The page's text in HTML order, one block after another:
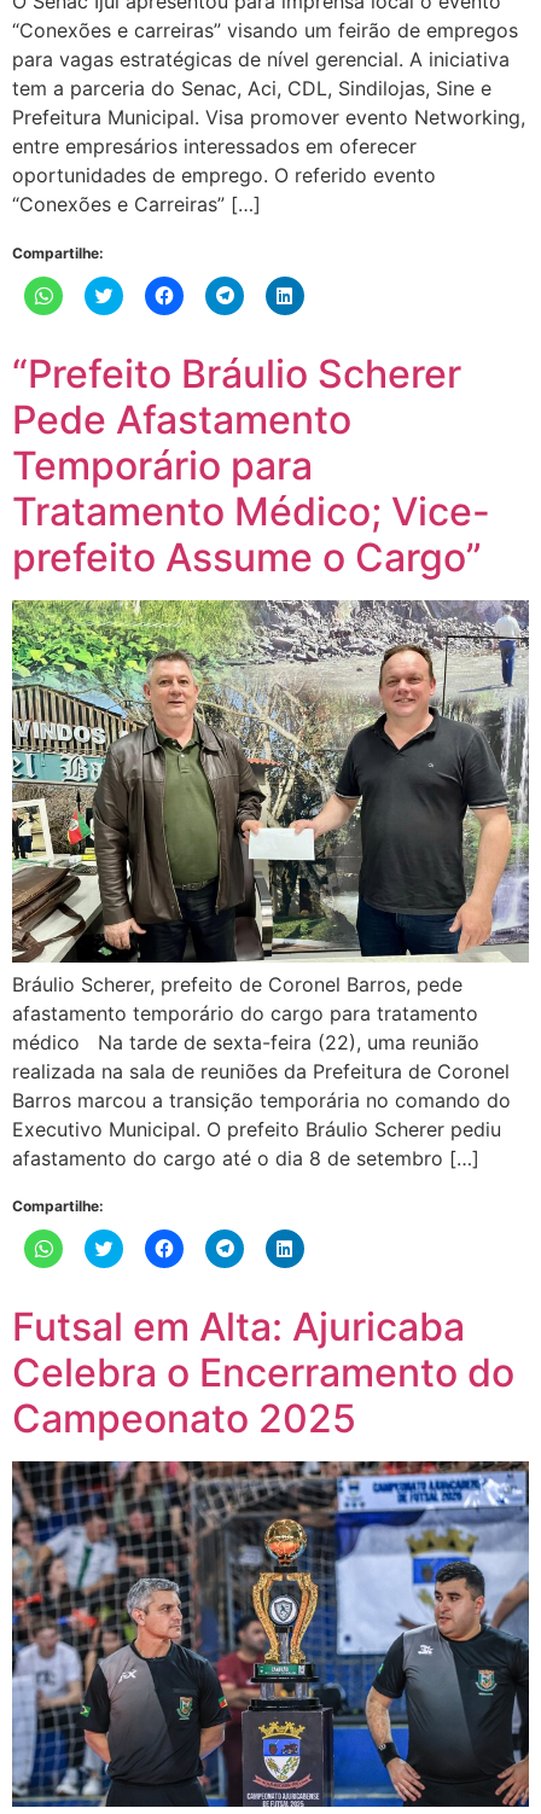
“Conexões e carreiras” visando um feirão de empregos
para vagas estratégicas de nível gerencial. A iniciativa
tem a parceria do Senac, Aci, CDL, Sindilojas, Sine e
Prefeitura Municipal. Visa promover evento Networking,
entre empresários interessados em oferecer
oportunidades de emprego. O referido evento
“Conexões e Carreiras” […]
Compartilhe:
Clique
para
WhatsApp(abre
em
nova
janela)
Clique
para
Twitter(abre
em
nova
janela)
Clique
para
Facebook(abre
em
nova
janela)
Clique
para
Telegram(abre
em
nova
Clique
para
LinkedIn(abre
em
nova
janela)
“Prefeito Bráulio Scherer
Pede Afastamento
Temporário para
Tratamento Médico; Vice-
prefeito Assume o Cargo”
Bráulio Scherer, prefeito de Coronel Barros, pede
afastamento temporário do cargo para tratamento
médico Na tarde de sexta-feira (22), uma reunião
realizada na sala de reuniões da Prefeitura de Coronel
Barros marcou a transição temporária no comando do
Executivo Municipal. O prefeito Bráulio Scherer pediu
afastamento do cargo até o dia 8 de setembro […]
Compartilhe:
Clique
para
WhatsApp(abre
em
nova
janela)
Clique
para
Twitter(abre
em
nova
Clique
para
Facebook(abre
em
nova
janela)
Clique
para
Telegram(abre
em
nova
Clique
para
LinkedIn(abre
em
nova
janela)
Futsal em Alta: Ajuricaba
Celebra o Encerramento do
Campeonato 2025